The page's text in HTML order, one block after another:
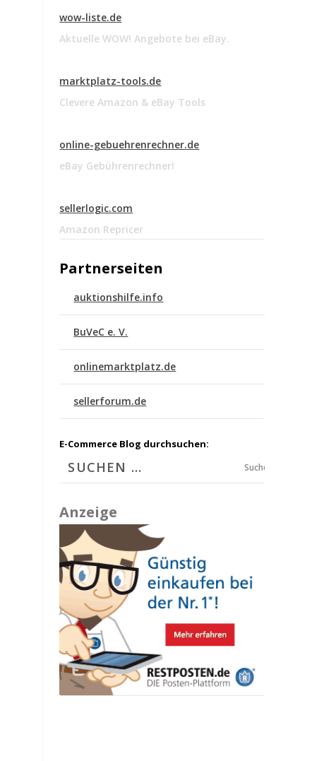
wow-liste.de
Aktuelle WOW! Angebote bei eBay.
marktplatz-tools.de
Clevere Amazon & eBay Tools
online-gebuehrenrechner.de
eBay Gebührenrechner!
sellerlogic.com
Amazon Repricer
Partnerseiten
auktionshilfe.info
BuVeC e. V.
onlinemarktplatz.de
sellerforum.de
E-Commerce Blog durchsuchen:
Suchen
Anzeige